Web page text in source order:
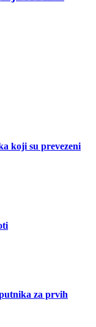
koji su prevezeni
za prvih